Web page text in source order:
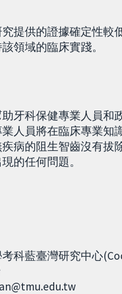
提供的證據確定性較
領域的臨床實踐。
牙科保健專業人員
人員將在臨床專業知
病的阻生智齒沒有拔
的任何問題。
科藍臺灣研究中心